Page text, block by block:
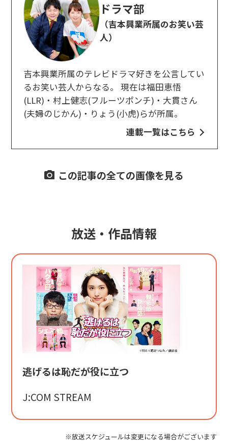
ドラマ部
（吉本興業所属のお笑い芸
人）
吉本興業所属のテレビドラマ好きを公言してい
るお笑い芸人からなる。 現在は福田恵悟
(LLR)・村上健志(フルーツポンチ)・大貫さん
(夫婦のじかん)・りょう(小虎)らが所属。
連載一覧はこちら
この記事の全ての画像を見る
放送・作品情報
逃げるは恥だが役に立つ
J:COM STREAM
※放送スケジュールは変更になる場合がございます